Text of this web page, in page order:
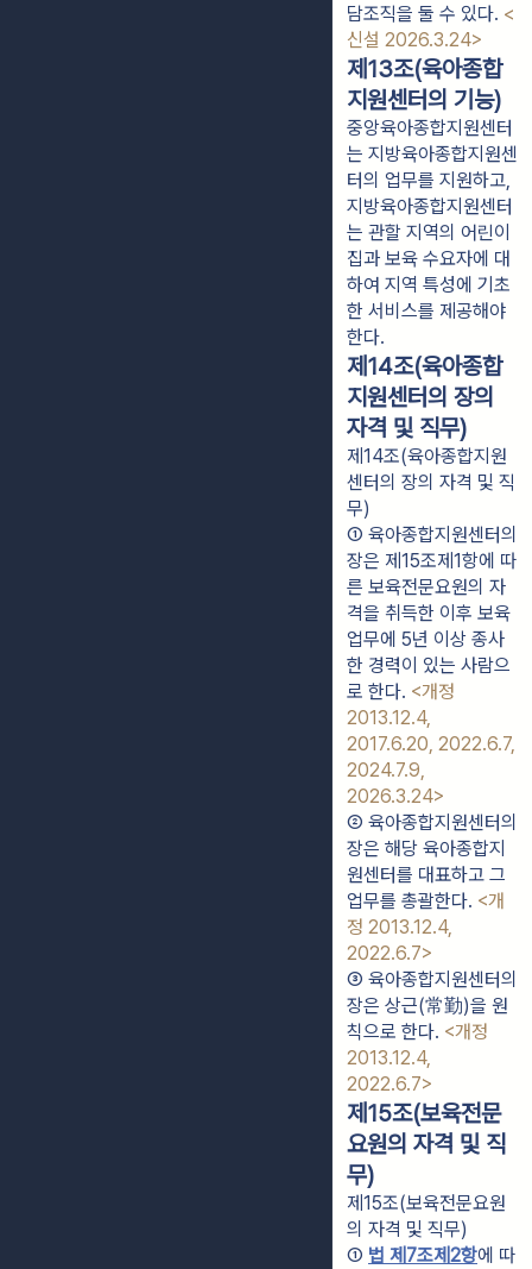
담조직을 둘 수 있다. <
신설 2026.3.24>
제13조(육아종합
지원센터의 기능)
중앙육아종합지원센터
는 지방육아종합지원센
터의 업무를 지원하고,
지방육아종합지원센터
는 관할 지역의 어린이
집과 보육 수요자에 대
하여 지역 특성에 기초
한 서비스를 제공해야
한다.
제14조(육아종합
지원센터의 장의
자격 및 직무)
제14조(육아종합지원
센터의 장의 자격 및 직
무)
① 육아종합지원센터의
장은 제15조제1항에 따
른 보육전문요원의 자
격을 취득한 이후 보육
업무에 5년 이상 종사
한 경력이 있는 사람으
로 한다. <개정
2013.12.4,
2017.6.20, 2022.6.7,
2024.7.9,
2026.3.24>
② 육아종합지원센터의
장은 해당 육아종합지
원센터를 대표하고 그
업무를 총괄한다. <개
정 2013.12.4,
2022.6.7>
③ 육아종합지원센터의
장은 상근(常勤)을 원
칙으로 한다. <개정
2013.12.4,
2022.6.7>
제15조(보육전문
요원의 자격 및 직
무)
제15조(보육전문요원
의 자격 및 직무)
① 법 제7조제2항에 따